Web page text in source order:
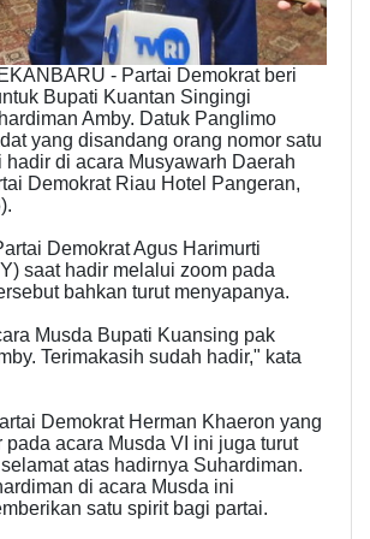
- Partai Demokrat beri
Bupati Kuantan Singingi
Amby. Datuk Panglimo
yang disandang orang nomor satu
di acara Musyawarh Daerah
Demokrat Riau Hotel Pangeran,
Demokrat Agus Harimurti
saat hadir melalui zoom pada
bahkan turut menyapanya.
Musda Bupati Kuansing pak
Terimakasih sudah hadir," kata
Demokrat Herman Khaeron yang
pada acara Musda VI ini juga turut
atas hadirnya Suhardiman.
di acara Musda ini
satu spirit bagi partai.